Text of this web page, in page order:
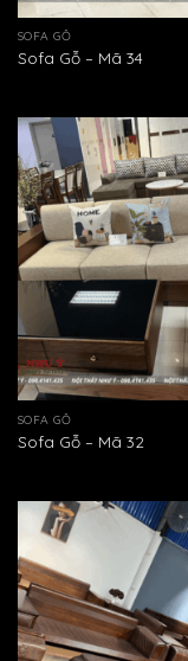
SOFA GỖ
Sofa Gỗ – Mã 34
SOFA GỖ
Sofa Gỗ – Mã 32